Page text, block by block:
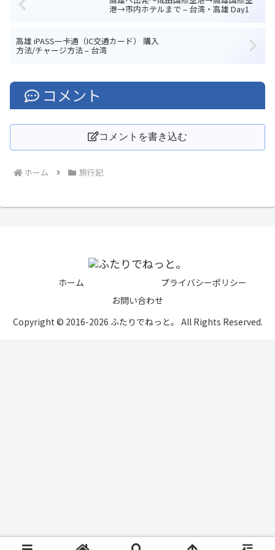
港→市内ホテルまで – 台湾・高雄 Day1
高雄 iPASS一卡通（IC交通カード） 購入
方法/チャージ方法 – 台湾
コメント
コメントを書き込む
ホーム 旅行記
ホーム
プライバシーポリシー
お問い合わせ
Copyright © 2016-2026 ふたりでねっと。 All Rights Reserved.